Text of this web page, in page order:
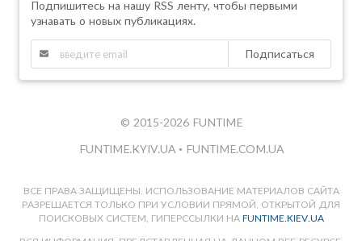
Подпишитесь на нашу RSS ленту, чтобы первыми
узнавать о новых публикациях.
Подписаться
© 2015-2026 FUNTIME
FUNTIME.KYIV.UA • FUNTIME.COM.UA
ВСЕ ПРАВА ЗАЩИЩЕНЫ. ИСПОЛЬЗОВАНИЕ МАТЕРИАЛОВ САЙТА
РАЗРЕШАЕТСЯ ТОЛЬКО ПРИ УСЛОВИИ ПРЯМОЙ, ОТКРЫТОЙ ДЛЯ
ПОИСКОВЫХ СИСТЕМ, ГИПЕРССЫЛКИ НА FUNTIME.KIEV.UA